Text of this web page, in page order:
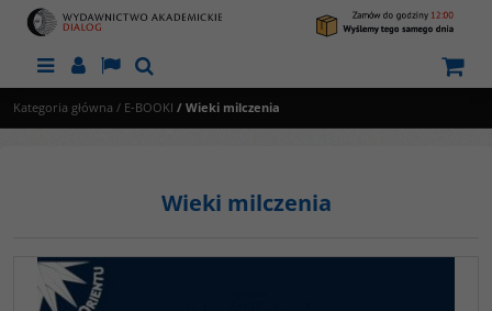
MenuPanelLangSzukaj
Kategoria główna / E-BOOKI / Wieki milczenia
Wieki milczenia